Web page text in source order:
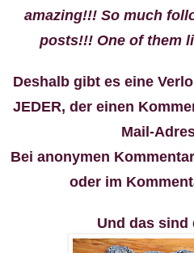
amazing!!! So much
posts!!! One of them
Deshalb gibt es eine
JEDER, der einen
Mail-
Bei anonymen
oder im
Und das sind